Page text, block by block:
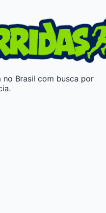
Brasil com busca por